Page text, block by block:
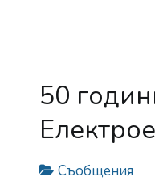
50
Съобщения